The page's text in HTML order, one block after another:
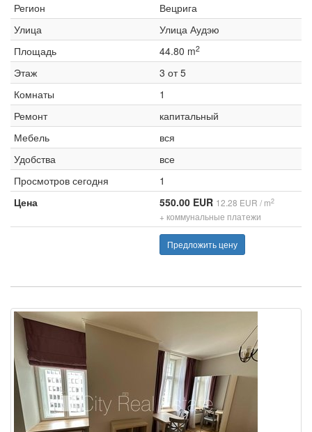
Регион
Вецрига
Улица
Улица Аудэю
Площадь
44.80 m2
Этаж
3 от 5
Комнаты
1
Ремонт
капитальный
Мебель
вся
Удобства
все
Просмотров сегодня
1
Цена
550.00 EUR 12.28 EUR / m2
+ коммунальные платежи
Предложить цену